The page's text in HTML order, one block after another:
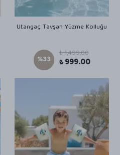
Utangaç Tavşan Yüzme Kolluğu
%33
₺ 1,499.00
₺ 999.00